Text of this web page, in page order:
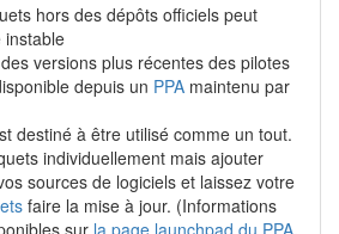
hors des dépôts officiels peut
instable
versions plus récentes des pilotes
depuis un PPA maintenu par
destiné à être utilisé comme un tout.
individuellement mais ajouter
sources de logiciels et laissez votre
faire la mise à jour. (Informations
sur la page launchpad du PPA.